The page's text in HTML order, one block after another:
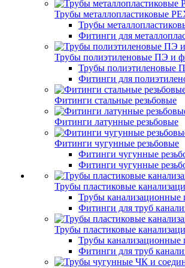
Трубы металлопластиковые
Трубы
Фитинги для
Трубы полиэтиленовые ПЭ и
Трубы полиэтиленовые
Фитинги для
Фитинги стальные резьбовые
Фитинги латунные резьбовые
Фитинги чугунные резьбовые
Фитинги чугунные
Фитинги чугунные
Трубы пластиковые
Трубы канализационные
Фитинги для труб
Трубы пластиковые
Трубы канализационные
Фитинги для труб